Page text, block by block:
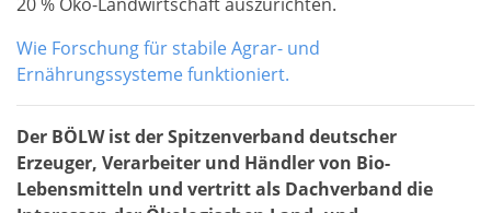
Wie Forschung für stabile Agrar- und
Ernährungssysteme funktioniert.
Der BÖLW ist der Spitzenverband deutscher
Erzeuger, Verarbeiter und Händler von Bio-
Lebensmitteln und vertritt als Dachverband die